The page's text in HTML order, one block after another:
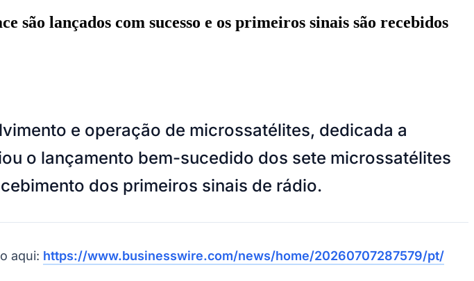
EsperançaJardim GrazielaJardim IracemaJardim ItaquitiJardim JulioJardim LíbanoJardim Maria
Jardim São PedroJardim São Silvestre Jardim Tupanci
JesusRecanto PhrynéaSantana de Parnaíba SilveiraTamboréVale do SolVila BarrosVila Boa VistaVila do
são lançados com sucesso e os primeiros sinais são recebidos
e operação de microssatélites, dedicada a
o lançamento bem-sucedido dos sete microssatélites
dos primeiros sinais de rádio.
aqui: https://www.businesswire.com/news/home/20260707287579/pt/